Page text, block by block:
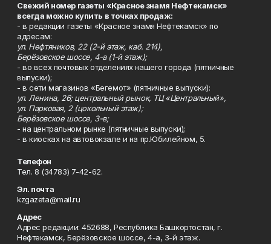
Свежий номер газеты «Красное знамя Нефтекамск»
всегда можно купить в точках продаж:
- в редакции газеты «Красное знамя Нефтекамск» по
адресам:
ул. Нефтяников, 22 (2-й этаж, каб. 214),
Берёзовское шоссе, 4-а (1-й этаж);
- во всех почтовых отделениях нашего города (пятничные
выпуски);
- в сети магазинов «Бегемот» (пятничные выпуски):
ул. Ленина, 26; центральный рынок, ТЦ «Центральный»,
ул. Парковая, 2 (цокольный этаж);
Берёзовское шоссе, 3-в;
- на центральном рынке (пятничные выпуски);
- в киосках на автовокзале и на пр.Юбилейном, 5.
Телефон
Тел. 8 (34783) 7-42-62.
Эл. почта
kzgazeta@mail.ru
Адрес
Адрес редакции: 452688, Республика Башкортостан, г.
Нефтекамск, Берёзовское шоссе, 4-а, 3-й этаж.